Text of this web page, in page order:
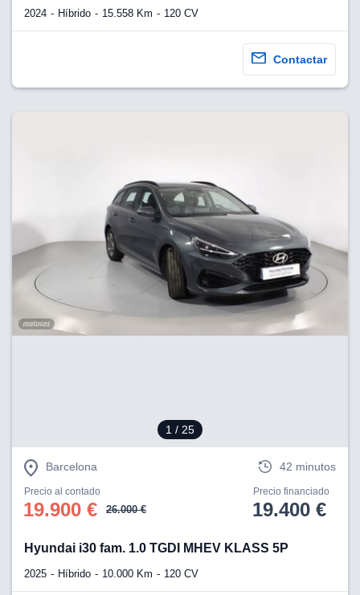
2024 Híbrido 15.558 Km 120 CV
Contactar
1 / 25
Barcelona 42 minutos
Precio al contado
19.900 € 26.000 €
Precio financiado
19.400 €
Hyundai i30 fam. 1.0 TGDI MHEV KLASS 5P
2025 Híbrido 10.000 Km 120 CV